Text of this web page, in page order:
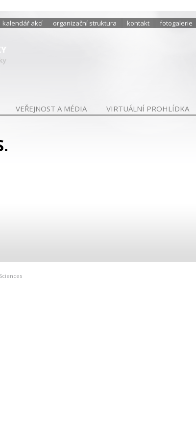
kalendář akcí organizační struktura kontakt fotogalerie
VEŘEJNOST A MÉDIA VIRTUÁLNÍ PROHLÍDKA